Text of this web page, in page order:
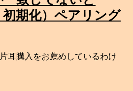
初期化）ペアリング
耳購入をお薦めしているわけ